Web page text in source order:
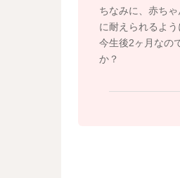
出ることを決断
よろしかったら
ちなみに、赤ち
に耐えられるよ
今生後2ヶ月なの
か？